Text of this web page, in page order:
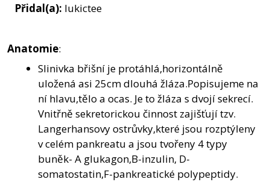
Přidal(a): lukictee
Anatomie:
Slinivka břišní je protáhlá,horizontálně
uložená asi 25cm dlouhá žláza.Popisujeme na
ní hlavu,tělo a ocas. Je to žláza s dvojí sekrecí.
Vnitřně sekretorickou činnost zajišťují tzv.
Langerhansovy ostrůvky,které jsou rozptýleny
v celém pankreatu a jsou tvořeny 4 typy
buněk- A glukagon,B-inzulin, D-
somatostatin,F-pankreatické polypeptidy.